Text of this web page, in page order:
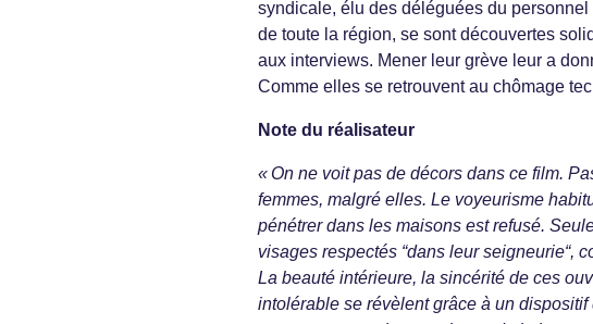
syndicale, élu des déléguées du
de toute la région, se sont découvertes
aux interviews. Mener leur grève leur a
Comme elles se retrouvent au chômage
Note du réalisateur
« On ne voit pas de décors dans ce film.
femmes, malgré elles. Le voyeurisme
pénétrer dans les maisons est refusé.
visages respectés “dans leur seigneurie“,
La beauté intérieure, la sincérité de ces
intolérable se révèlent grâce à un